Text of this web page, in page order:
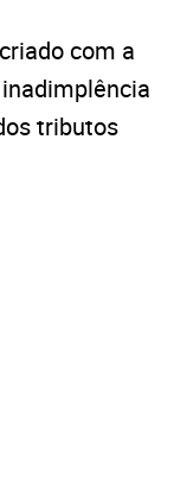
com a
tributos